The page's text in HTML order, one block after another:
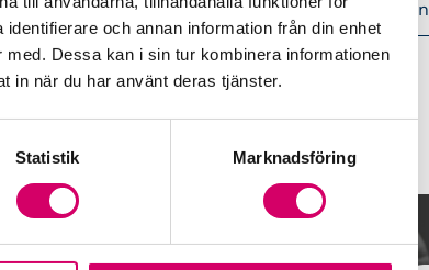
och annan information från din enhet
Dessa kan i sin tur kombinera informationen
in när du har använt deras tjänster.
Statistik Marknadsföring
Framtidsutsikter i lönebranschen